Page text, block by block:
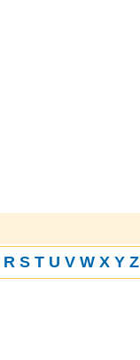
R S T U V W X Y Z